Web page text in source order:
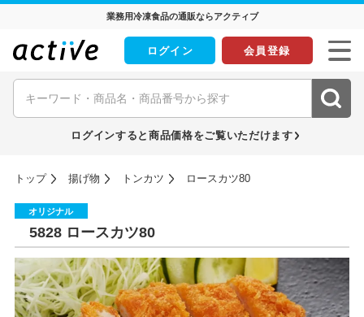
業務用冷凍食品の通販ならアクティブ
ログイン 会員登録
ログインすると商品価格をご覧いただけます
トップ 揚げ物 トンカツ ロースカツ80
オリジナル
5828 ロースカツ80